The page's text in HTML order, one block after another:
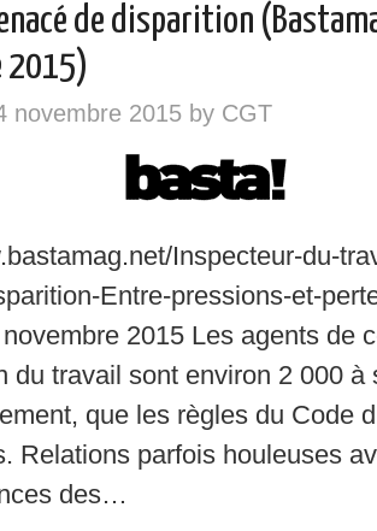
de disparition
2015)
novembre 2015by CGT
Inspecteur-du-
Entre-pressions-et-
2015 Les agents de
du travail sont environ 2 000 à
que les règles du Code
Relations parfois houleuses
des…